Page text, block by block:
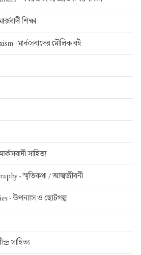
শিক্ষা
-মার্কসবাদের মৌলিক বই
মার্কসবাদী সাহিত্য
-স্মৃতিকথা / আত্মজীবনী
-উপন্যাস ও ছোটগল্প
সাহিত্য